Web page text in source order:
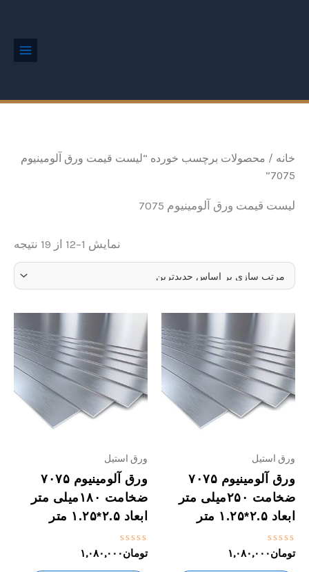
خانه / محصولات برچسب خورده “لیست قیمت ورق آلومینیوم
7075”
لیست قیمت ورق آلومینیوم 7075
نمایش 1–12 از 19 نتیجه
ورق استیل
ورق آلومینیوم ۷۰۷۵
ضخامت ۲۵۰میلی متر
ابعاد ۲.۵*۱.۲۵ متر
نمره
0
تومان۱,۰۸۰,۰۰۰
ورق استیل
ورق آلومینیوم ۷۰۷۵
ضخامت ۱۸۰میلی متر
ابعاد ۲.۵*۱.۲۵ متر
نمره
0
تومان۱,۰۸۰,۰۰۰